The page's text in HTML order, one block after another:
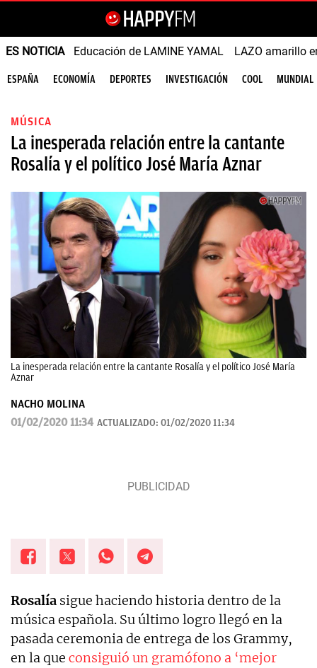
ES NOTICIA Educación de LAMINE YAMAL LAZO amarillo
ESPAÑA ECONOMÍA DEPORTES INVESTIGACIÓN COOL MUNDIAL
MÚSICA
La inesperada relación entre la cantante
Rosalía y el político José María Aznar
La inesperada relación entre la cantante Rosalía y el político José María
Aznar
NACHO MOLINA
01/02/2020 11:34 ACTUALIZADO: 01/02/2020 11:34
Rosalía sigue haciendo historia dentro de la
música española. Su último logro llegó en la
pasada ceremonia de entrega de los Grammy,
en la que consiguió un gramófono a ‘mejor